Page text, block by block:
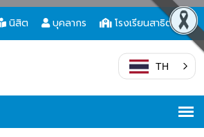
นิสิต บุคลากร โรงเรียนสาธิต
TH